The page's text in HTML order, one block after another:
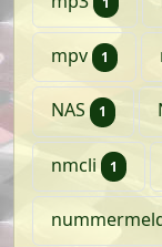
mpv 1
NAS 1
nmcli 1